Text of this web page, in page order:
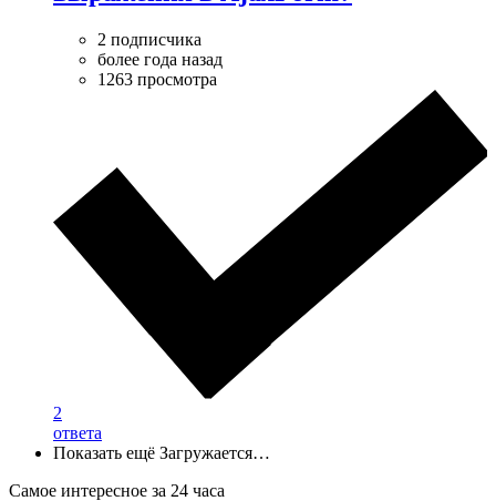
2 подписчика
более года назад
1263 просмотра
2
ответа
Показать ещё Загружается…
Самое интересное за 24 часа